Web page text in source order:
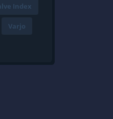
Index
Varjo